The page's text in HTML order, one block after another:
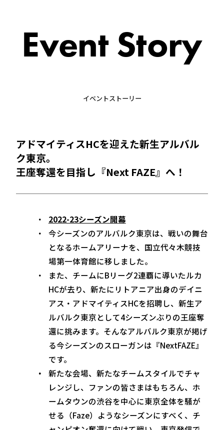
Event Story
イベントストーリー
アドマイティスHCを迎えた新生アルバル
ク東京。
王座奪還を目指し『Next FAZE』へ！
2022-23シーズン開幕
今シーズンのアルバルク東京は、戦いの舞台
となるホームアリーナを、国立代々木競技
場第一体育館に移しました。
また、チームにBリーグ2連覇に導いたルカ
HCが去り、新たにリトアニア出身のデイニ
アス・アドマイティスHCを招聘し、新生ア
ルバルク東京として4シーズンぶりの王座奪
還に挑みます。そんなアルバルク東京が掲げ
る今シーズンのスローガンは『NextFAZE』
です。
新たな会場、新たなチームスタイルでチャ
レンジし、ファンの皆さまはもちろん、ホ
ームタウンの渋谷を中心に東京全体を騒が
せる（Faze）ようなシーズンにすべく、チ